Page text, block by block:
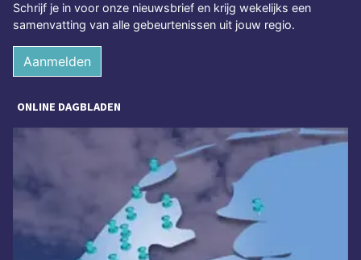
Schrijf je in voor onze nieuwsbrief en krijg wekelijks een
samenvatting van alle gebeurtenissen uit jouw regio.
Aanmelden
ONLINE DAGBLADEN